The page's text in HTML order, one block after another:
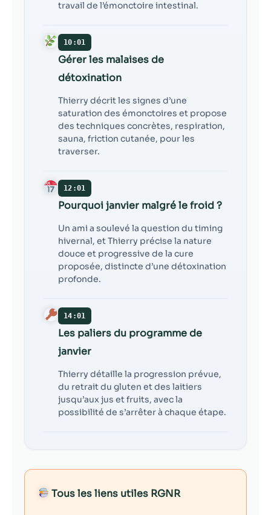
travail de l’émonctoire intestinal.
10:01
Gérer les malaises de
détoxination
Thierry décrit les signes d’une
saturation des émonctoires et propose
des techniques concrètes, respiration,
sauna, friction cutanée, pour les
traverser.
12:01
Pourquoi janvier malgré le froid ?
Un ami a soulevé la question du timing
hivernal, et Thierry précise la nature
douce et progressive de la cure
proposée, distincte d’une détoxination
profonde.
14:01
Les paliers du programme de
janvier
Thierry détaille la progression prévue,
du retrait du gluten et des laitiers
jusqu’aux jus et fruits, avec la
possibilité de s’arrêter à chaque étape.
Tous les liens utiles RGNR